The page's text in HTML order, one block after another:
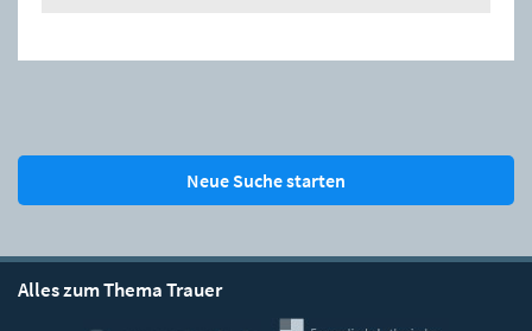
Neue Suche starten
Alles zum Thema Trauer